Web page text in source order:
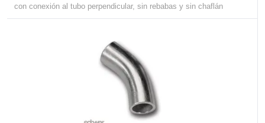
con conexión al tubo perpendicular, sin rebabas y sin chaflán